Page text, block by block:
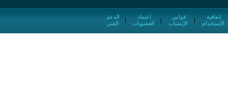
الفني
|
العضويات
|
الإنتساب
|
الإستخدام